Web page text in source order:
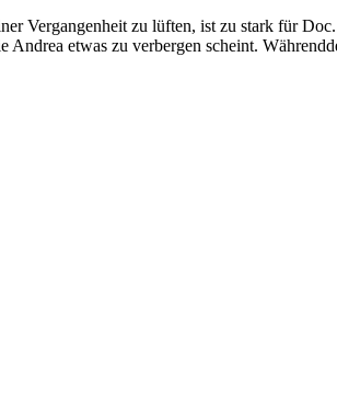
Vergangenheit zu lüften, ist zu stark für
Andrea etwas zu verbergen scheint.